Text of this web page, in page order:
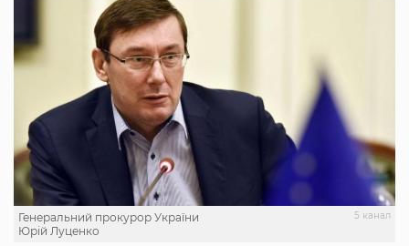
5 канал
Генеральний прокурор України
Юрій Луценко